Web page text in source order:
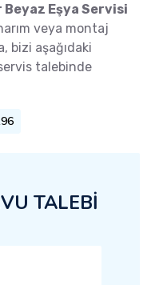
Eşya Servisi
veya montaj
bizi aşağıdaki
talebinde
TALEBİ